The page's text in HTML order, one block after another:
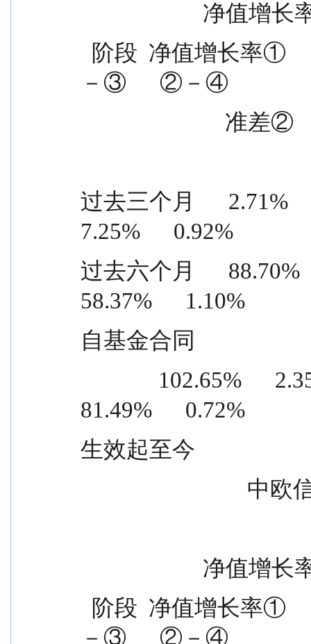
－③      ②－④
过去三个月      2.71%
7.25%      0.92%
过去六个月      88.70%
58.37%      1.10%
自基金合同
81.49%      0.72%
生效起至今
－③      ②－④